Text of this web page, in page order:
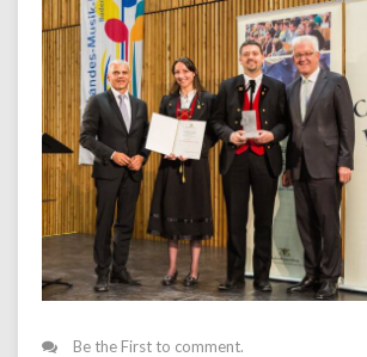
Be the First to comment.